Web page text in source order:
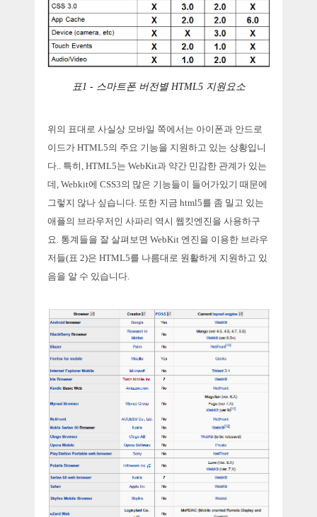
표1 - 스마트폰 버전별 HTML5 지원요소
위의 표대로 사실상 모바일 쪽에서는 아이폰과 안드로
이드가 HTML5의 주요 기능을 지원하고 있는 상황입니
다.. 특히, HTML5는 WebKit과 약간 민감한 관계가 있는
데, Webkit에 CSS3의 많은 기능들이 들어가있기 때문에
그렇지 않나 싶습니다. 또한 지금 html5를 좀 밀고 있는
애플의 브라우저인 사파리 역시 웹킷엔진을 사용하구
요. 통계들을 잘 살펴보면 WebKit 엔진을 이용한 브라우
저들(표 2)은 HTML5를 나름대로 원활하게 지원하고 있
음을 알 수 있습니다.